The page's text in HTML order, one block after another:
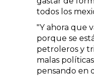
todos los
"Y ahora que
porque se
petroleros y
malas
pensando en